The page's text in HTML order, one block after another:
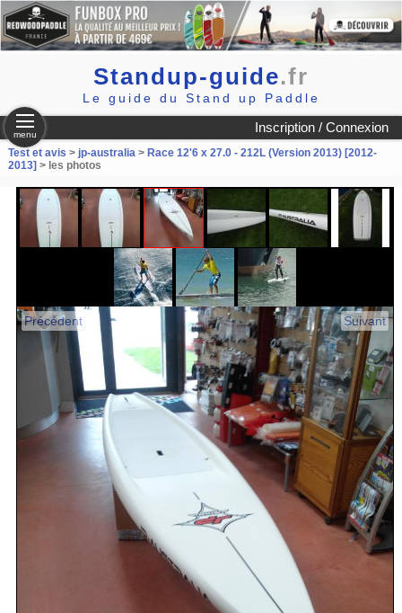
Standup-guide.fr
Le guide du Stand up Paddle
Inscription / Connexion
menu
Test et avis > jp-australia> Race 12'6 x 27.0 - 212L (Version 2013) [2012-
2013] > les photos
Précédent Suivant